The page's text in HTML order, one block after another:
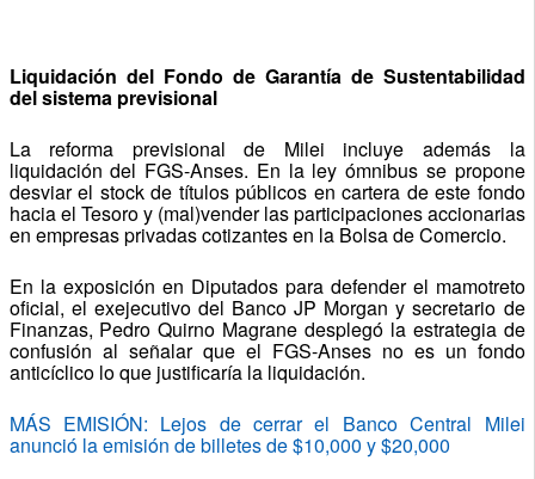
Liquidación del Fondo de Garantía de Sustentabilidad
del sistema previsional
La reforma previsional de Milei incluye además la
liquidación del FGS-Anses. En la ley ómnibus se propone
desviar el stock de títulos públicos en cartera de este fondo
hacia el Tesoro y (mal)vender las participaciones accionarias
en empresas privadas cotizantes en la Bolsa de Comercio.
En la exposición en Diputados para defender el mamotreto
oficial, el exejecutivo del Banco JP Morgan y secretario de
Finanzas, Pedro Quirno Magrane desplegó la estrategia de
confusión al señalar que el FGS-Anses no es un fondo
anticíclico lo que justificaría la liquidación.
MÁS EMISIÓN: Lejos de cerrar el Banco Central Milei
anunció la emisión de billetes de $10,000 y $20,000